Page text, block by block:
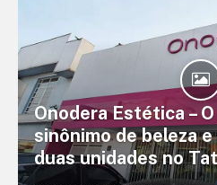
Onodera Estética –
sinônimo de beleza
duas unidades no